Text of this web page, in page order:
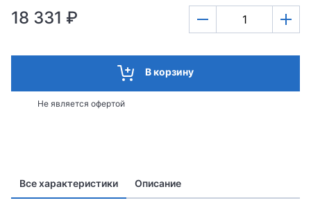
18 331 ₽
В корзину
Не является офертой
Все характеристики Описание